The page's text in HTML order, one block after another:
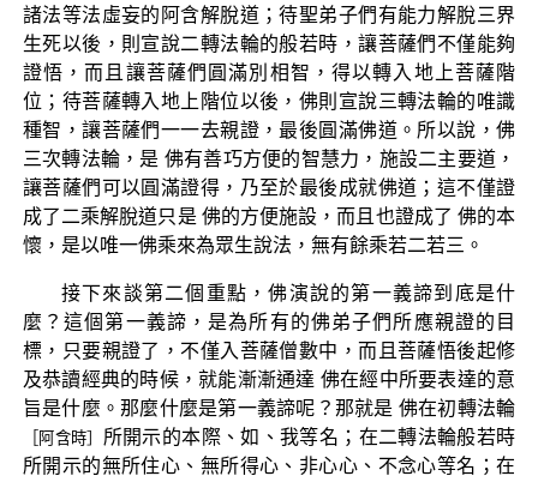
諸法等法虛妄的阿含解脫道；待聖弟子們有能力解脫三界
生死以後，則宣說二轉法輪的般若時，讓菩薩們不僅能夠
證悟，而且讓菩薩們圓滿別相智，得以轉入地上菩薩階
位；待菩薩轉入地上階位以後，佛則宣說三轉法輪的唯識
種智，讓菩薩們一一去親證，最後圓滿佛道。所以說，佛
三次轉法輪，是 佛有善巧方便的智慧力，施設二主要道，
讓菩薩們可以圓滿證得，乃至於最後成就佛道；這不僅證
成了二乘解脫道只是 佛的方便施設，而且也證成了 佛的本
懷，是以唯一佛乘來為眾生說法，無有餘乘若二若三。
接下來談第二個重點，佛演說的第一義諦到底是什
麼？這個第一義諦，是為所有的佛弟子們所應親證的目
標，只要親證了，不僅入菩薩僧數中，而且菩薩悟後起修
及恭讀經典的時候，就能漸漸通達 佛在經中所要表達的意
旨是什麼。那麼什麼是第一義諦呢？那就是 佛在初轉法輪
［阿含時］ 所開示的本際、如、我等名；在二轉法輪般若時
所開示的無所住心、無所得心、非心心、不念心等名；在